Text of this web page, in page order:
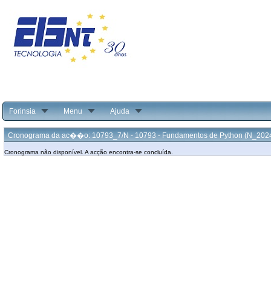
Forinsia Menu Ajuda
Cronograma da ac��o: 10793_7/N - 10793 - Fundamentos de Python
Cronograma não disponível. A acção encontra-se concluída.